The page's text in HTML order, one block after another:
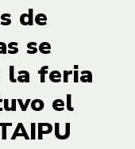
de
se
la feria
el